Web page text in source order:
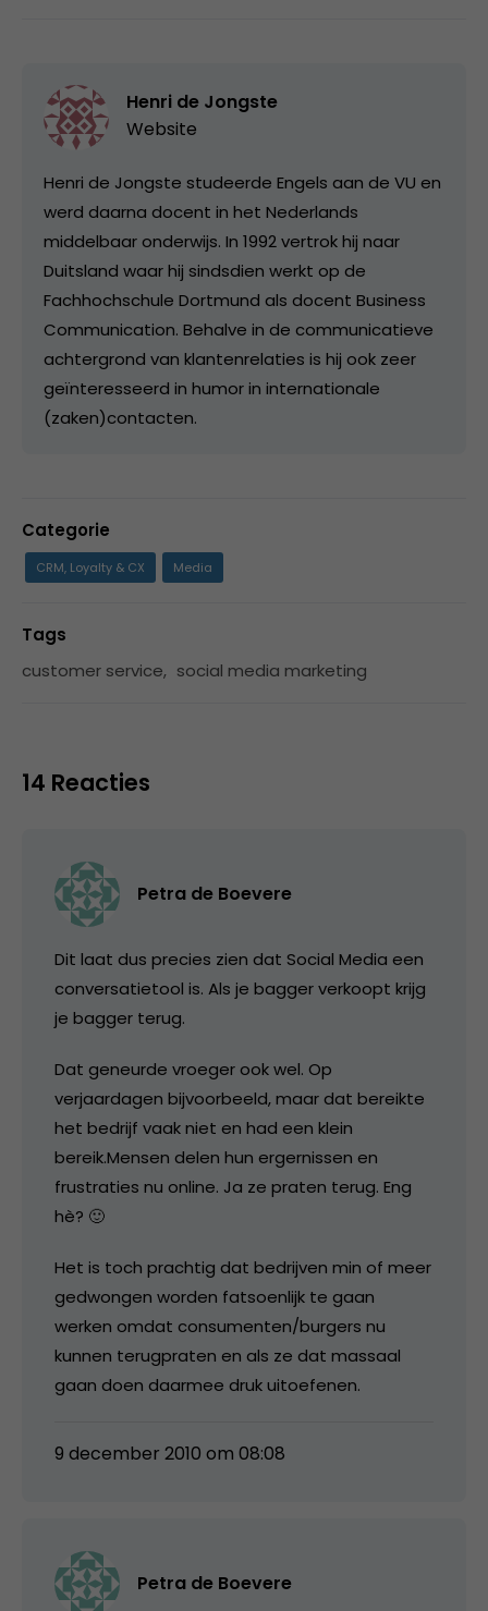
Henri de Jongste
Website
Henri de Jongste studeerde Engels aan de VU en
werd daarna docent in het Nederlands
middelbaar onderwijs. In 1992 vertrok hij naar
Duitsland waar hij sindsdien werkt op de
Fachhochschule Dortmund als docent Business
Communication. Behalve in de communicatieve
achtergrond van klantenrelaties is hij ook zeer
geïnteresseerd in humor in internationale
(zaken)contacten.
Categorie
CRM, Loyalty & CX Media
Tags
customer service, social media marketing
14 Reacties
Petra de Boevere
Dit laat dus precies zien dat Social Media een
conversatietool is. Als je bagger verkoopt krijg
je bagger terug.
Dat geneurde vroeger ook wel. Op
verjaardagen bijvoorbeeld, maar dat bereikte
het bedrijf vaak niet en had een klein
bereik.Mensen delen hun ergernissen en
frustraties nu online. Ja ze praten terug. Eng
hè? 🙂
Het is toch prachtig dat bedrijven min of meer
gedwongen worden fatsoenlijk te gaan
werken omdat consumenten/burgers nu
kunnen terugpraten en als ze dat massaal
gaan doen daarmee druk uitoefenen.
9 december 2010 om 08:08
Petra de Boevere